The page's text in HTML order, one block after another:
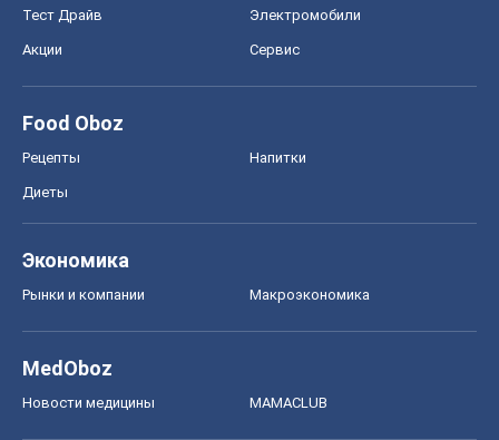
Тест Драйв Электромобили
Акции Сервис
Food Oboz
Рецепты Напитки
Диеты
Экономика
Рынки и компании Mакроэкономика
MedOboz
Новости медицины MAMACLUB